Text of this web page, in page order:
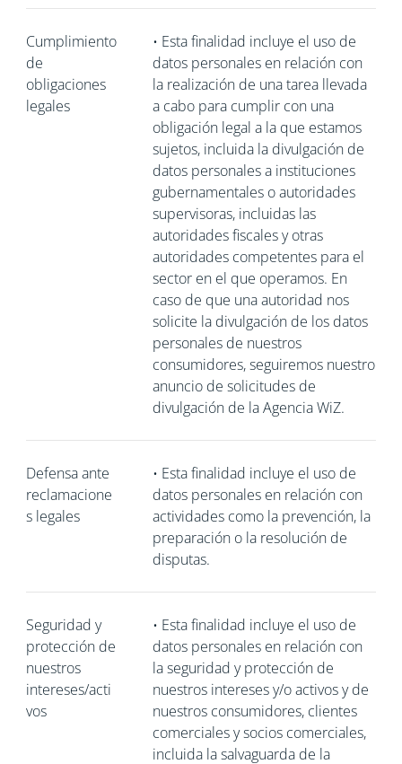
Cumplimiento
de
obligaciones
legales
• Esta finalidad incluye el uso de
datos personales en relación con
la realización de una tarea llevada
a cabo para cumplir con una
obligación legal a la que estamos
sujetos, incluida la divulgación de
datos personales a instituciones
gubernamentales o autoridades
supervisoras, incluidas las
autoridades fiscales y otras
autoridades competentes para el
sector en el que operamos. En
caso de que una autoridad nos
solicite la divulgación de los datos
personales de nuestros
consumidores, seguiremos nuestro
anuncio de solicitudes de
divulgación de la Agencia WiZ.
Defensa ante
reclamacione
s legales
• Esta finalidad incluye el uso de
datos personales en relación con
actividades como la prevención, la
preparación o la resolución de
disputas.
Seguridad y
protección de
nuestros
intereses/acti
vos
• Esta finalidad incluye el uso de
datos personales en relación con
la seguridad y protección de
nuestros intereses y/o activos y de
nuestros consumidores, clientes
comerciales y socios comerciales,
incluida la salvaguarda de la